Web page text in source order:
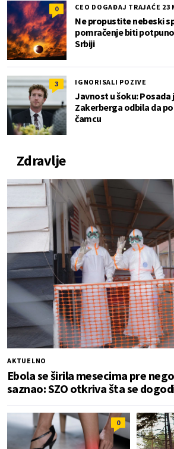
0 CEO DOGAĐAJ TRAJAĆE 23
Ne propustite nebeski
pomračenje biti
Srbiji
3 IGNORISALI POZIVE
Javnost u šoku: Posada
Zakerberga odbila da
čamcu
Zdravlje
AKTUELNO
Ebola se širila mesecima pre
saznao: SZO otkriva šta se
0